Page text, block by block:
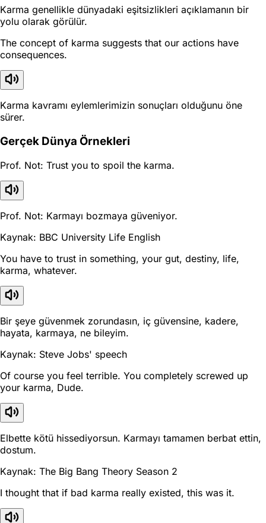
Karma genellikle dünyadaki eşitsizlikleri açıklamanın bir
yolu olarak görülür.
The concept of karma suggests that our actions have
consequences.
Karma kavramı eylemlerimizin sonuçları olduğunu öne
sürer.
Gerçek Dünya Örnekleri
Prof. Not: Trust you to spoil the karma.
Prof. Not: Karmayı bozmaya güveniyor.
Kaynak: BBC University Life English
You have to trust in something, your gut, destiny, life,
karma, whatever.
Bir şeye güvenmek zorundasın, iç güvensine, kadere,
hayata, karmaya, ne bileyim.
Kaynak: Steve Jobs' speech
Of course you feel terrible. You completely screwed up
your karma, Dude.
Elbette kötü hissediyorsun. Karmayı tamamen berbat ettin,
dostum.
Kaynak: The Big Bang Theory Season 2
I thought that if bad karma really existed, this was it.